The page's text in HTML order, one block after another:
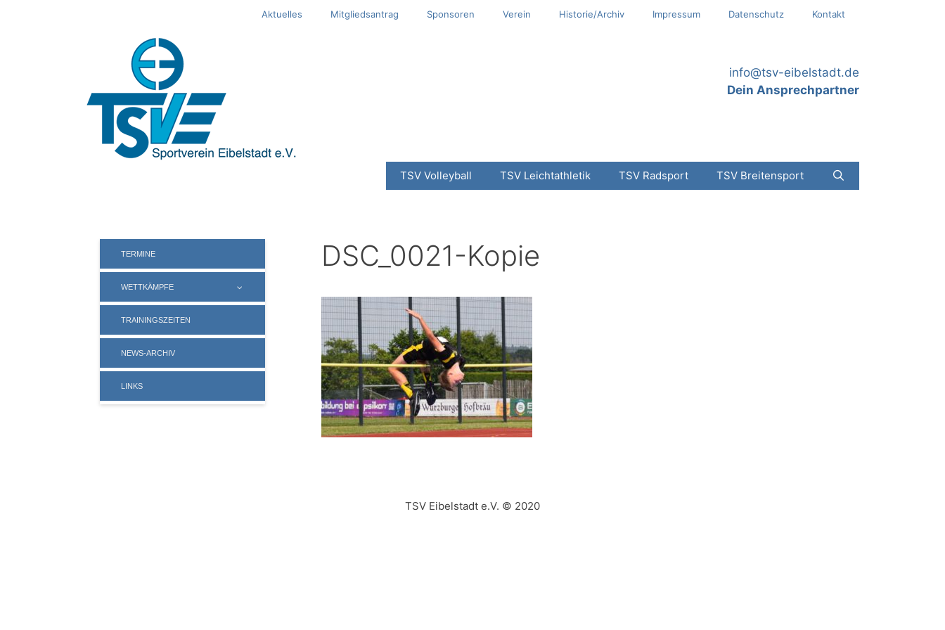
Aktuelles Mitgliedsantrag Sponsoren Verein Historie/Archiv Impressum Datenschutz Kontakt
info@tsv-eibelstadt.de
Dein Ansprechpartner
TSV Volleyball TSV Leichtathletik TSV Radsport TSV Breitensport
DSC_0021-Kopie
TERMINE
WETTKÄMPFE
TRAININGSZEITEN
NEWS-ARCHIV
LINKS
TSV Eibelstadt e.V. © 2020